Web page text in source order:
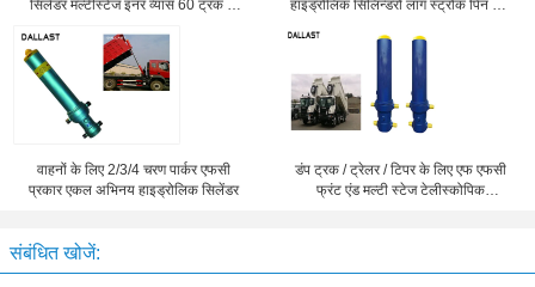
सिलेंडर मल्टीस्टेज इनर व्यास 60 ट्रक के
हाइड्रोलिक सिलिन्डरों लांग स्ट्रोक पिन आई
वाहनों के लिए 2/3/4 चरण पार्कर एफसी
प्रकार एकल अभिनय हाइड्रोलिक सिलेंडर
डंप ट्रक / ट्रेलर / टिपर के लिए एफ एफसी
फ्रंट एंड मल्टी स्टेज टेलीस्कोपिक
संबंधित खोजें: